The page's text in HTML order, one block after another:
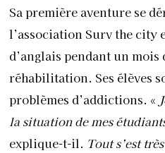
job, d’où les cours de
expérience, direction Rio
mission là-bas : être coach
des favelas. «Au début,
mais je n’étais pas si calé
donc demandé à changer
skateboard ». Et de